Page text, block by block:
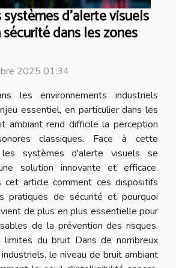
d'alerte visuels
dans les zones
2025 01:34
les environnements industriels
essentiel, en particulier dans les
ambiant rend difficile la perception
classiques. Face à cette
les systèmes d'alerte visuels se
solution innovante et efficace.
cet article comment ces dispositifs
pratiques de sécurité et pourquoi
de plus en plus essentielle pour
de la prévention des risques.
limites du bruit Dans de nombreux
le niveau de bruit ambiant